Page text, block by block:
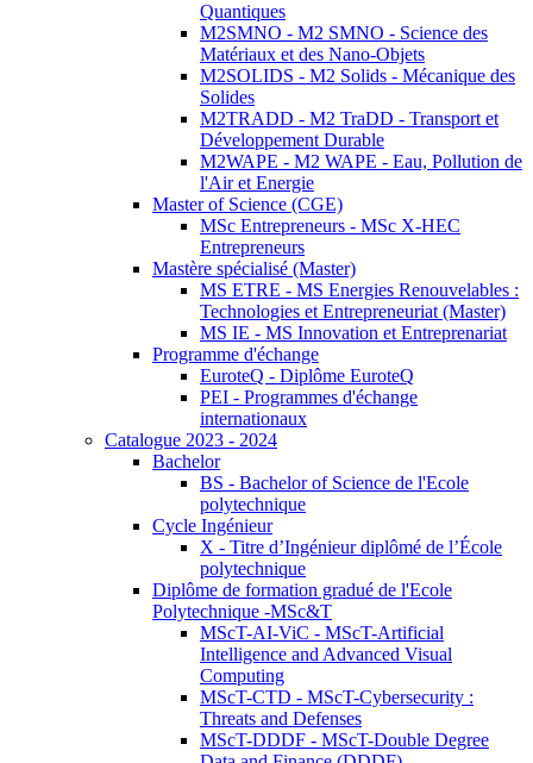
Quantiques
M2SMNO - M2 SMNO - Science des
Matériaux et des Nano-Objets
M2SOLIDS - M2 Solids - Mécanique des
Solides
M2TRADD - M2 TraDD - Transport et
Développement Durable
M2WAPE - M2 WAPE - Eau, Pollution de
l'Air et Energie
Master of Science (CGE)
MSc Entrepreneurs - MSc X-HEC
Entrepreneurs
Mastère spécialisé (Master)
MS ETRE - MS Energies Renouvelables :
Technologies et Entrepreneuriat (Master)
MS IE - MS Innovation et Entreprenariat
Programme d'échange
EuroteQ - Diplôme EuroteQ
PEI - Programmes d'échange
internationaux
Catalogue 2023 - 2024
Bachelor
BS - Bachelor of Science de l'Ecole
polytechnique
Cycle Ingénieur
X - Titre d’Ingénieur diplômé de l’École
polytechnique
Diplôme de formation gradué de l'Ecole
Polytechnique -MSc&T
MScT-AI-ViC - MScT-Artificial
Intelligence and Advanced Visual
Computing
MScT-CTD - MScT-Cybersecurity :
Threats and Defenses
MScT-DDDF - MScT-Double Degree